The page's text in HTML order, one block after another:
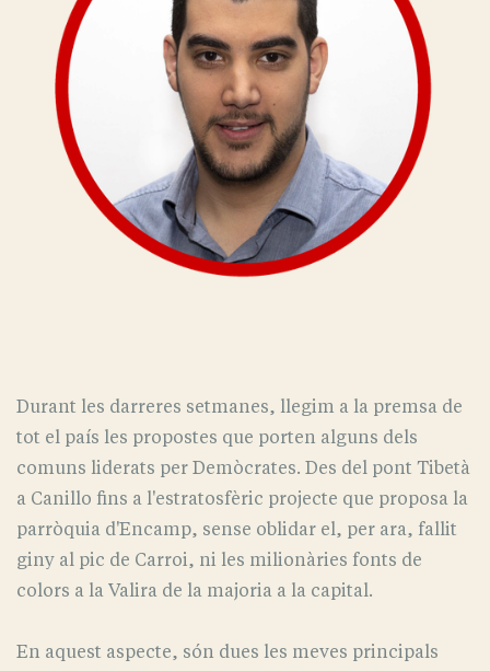
Durant les darreres setmanes, llegim a la premsa de
tot el país les propostes que porten alguns dels
comuns liderats per Demòcrates. Des del pont Tibetà
a Canillo fins a l'estratosfèric projecte que proposa la
parròquia d'Encamp, sense oblidar el, per ara, fallit
giny al pic de Carroi, ni les milionàries fonts de
colors a la Valira de la majoria a la capital.
En aquest aspecte, són dues les meves principals